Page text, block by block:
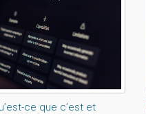
ce que c’est et